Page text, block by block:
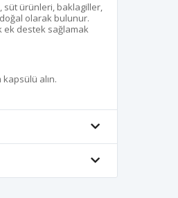
süt ürünleri, baklagiller,
olarak bulunur.
ek destek sağlamak
kapsülü alın.